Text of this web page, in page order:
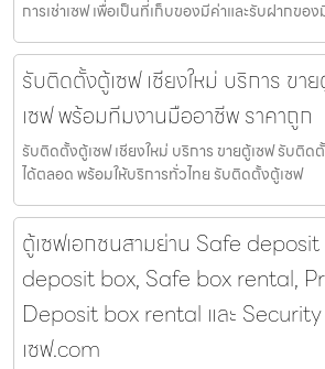
การเช่าเซฟ เพื่อเป็นที่เก็บของมีค่าและรับฝากขอ
รับติดตั้งตู้เซฟ เชียงใหม่ บริการ ขา
เซฟ พร้อมทีมงานมืออาชีพ ราคาถูก
รับติดตั้งตู้เซฟ เชียงใหม่ บริการ ขายตู้เซฟ รับติ
ได้ตลอด พร้อมให้บริการทั่วไทย รับติดตั้งตู้เซฟ
ตู้เซฟเอกชนสามย่าน Safe
deposit box, Safe box rental,
Deposit box rental และ
เซฟ.com